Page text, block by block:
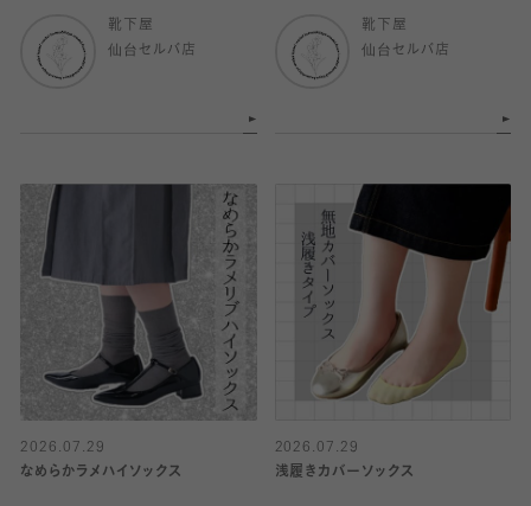
靴下屋
仙台セルバ店
靴下屋
仙台セルバ店
2026.07.29
なめらかラメハイソックス
2026.07.29
浅履きカバーソックス